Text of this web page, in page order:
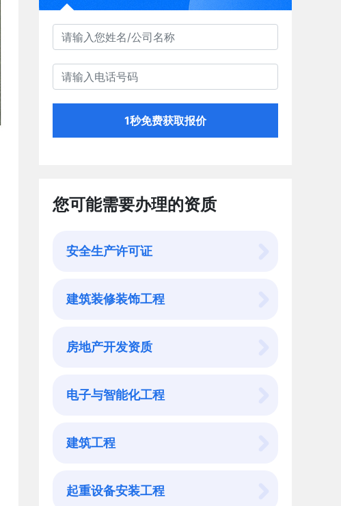
1秒免费获取报价
您可能需要办理的资质
安全生产许可证
建筑装修装饰工程
房地产开发资质
电子与智能化工程
建筑工程
起重设备安装工程